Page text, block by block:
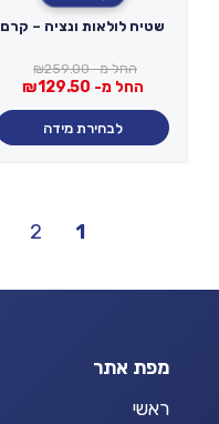
שטיח לולאות ונציה – קרם
החל מ- ₪259.00
החל מ- ₪129.50
לבחירת מידה
1
2
מפת אתר
ראשי